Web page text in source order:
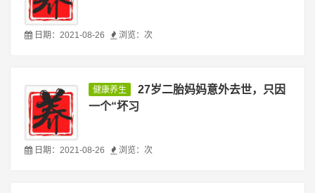
日期：2021-08-26 浏览： 次
健康养生
27岁二胎妈妈意外去世，只因
一个“坏习
日期：2021-08-26 浏览： 次